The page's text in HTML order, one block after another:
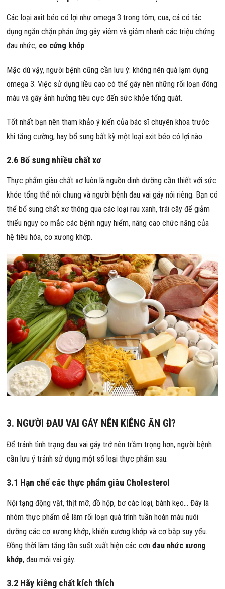
Các loại axit béo có lợi như omega 3 trong tôm, cua, cá có tác
dụng ngăn chặn phản ứng gây viêm và giảm nhanh các triệu chứng
đau nhức, co cứng khớp.
Mặc dù vậy, người bệnh cũng cần lưu ý: không nên quá lạm dụng
omega 3. Việc sử dụng liều cao có thể gây nên những rối loạn đông
máu và gây ảnh hưởng tiêu cực đến sức khỏe tổng quát.
Tốt nhất bạn nên tham khảo ý kiến của bác sĩ chuyên khoa trước
khi tăng cường, hay bổ sung bất kỳ một loại axit béo có lợi nào.
2.6 Bổ sung nhiều chất xơ
Thực phẩm giàu chất xơ luôn là nguồn dinh dưỡng cần thiết với sức
khỏe tổng thể nói chung và người bệnh đau vai gáy nói riêng. Bạn có
thể bổ sung chất xơ thông qua các loại rau xanh, trái cây để giảm
thiểu nguy cơ mắc các bệnh nguy hiểm, nâng cao chức năng của
hệ tiêu hóa, cơ xương khớp.
3. NGƯỜI ĐAU VAI GÁY NÊN KIÊNG ĂN GÌ?
Để tránh tình trạng đau vai gáy trở nên trầm trọng hơn, người bệnh
cần lưu ý tránh sử dụng một số loại thực phẩm sau:
3.1 Hạn chế các thực phẩm giàu Cholesterol
Nội tạng động vật, thịt mỡ, đồ hộp, bơ các loại, bánh kẹo… Đây là
nhóm thực phẩm dễ làm rối loạn quá trình tuần hoàn máu nuôi
dưỡng các cơ xương khớp, khiến xương khớp và cơ bắp suy yếu.
Đồng thời làm tăng tần suất xuất hiện các cơnđau nhức xương
khớp, đau mỏi vai gáy.
3.2 Hãy kiêng chất kích thích